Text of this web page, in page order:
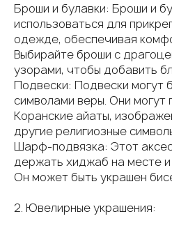
Броши и булавки: Броши и
использоваться для
одежде, обеспечивая
Выбирайте броши с
узорами, чтобы добавить
Подвески: Подвески могут
символами веры. Они могут
Коранские айаты,
другие религиозные
Шарф-подвязка: Этот
держать хиджаб на месте и
Он может быть украшен
2. Ювелирные украшения: